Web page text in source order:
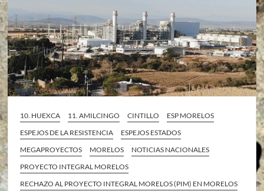
10. HUEXCA 11. AMILCINGO CINTILLO
ESP MORELOS
ESPEJOS DE LA RESISTENCIA
ESPEJOS ESTADOS
MEGAPROYECTOS
MORELOS
NOTICIAS NACIONALES
PROYECTO INTEGRAL MORELOS
RECHAZO AL PROYECTO INTEGRAL MORELOS (PIM) EN MORELOS